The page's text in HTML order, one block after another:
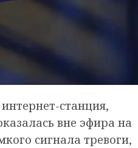
станция,
вне эфира на
сигнала тревоги,